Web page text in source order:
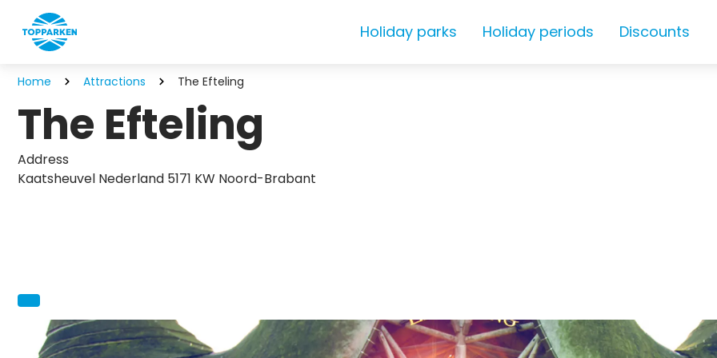
Holiday parks Holiday periods Discounts
Home Attractions The Efteling
The Efteling
Address
Kaatsheuvel Nederland 5171 KW Noord-Brabant